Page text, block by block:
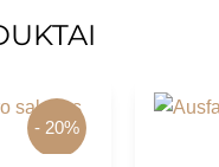
- 20%